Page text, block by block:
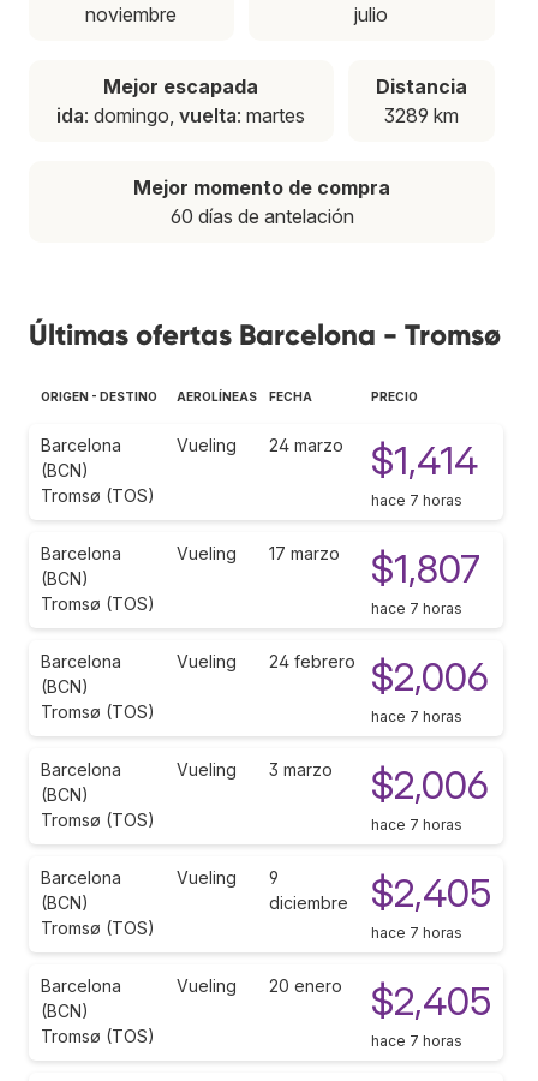
noviembre
julio
Mejor escapada
ida: domingo,vuelta: martes
Distancia
3289 km
Mejor momento de compra
60 días de antelación
Últimas ofertas Barcelona - Tromsø
ORIGEN - DESTINO AEROLÍNEAS FECHA PRECIO
Barcelona
(BCN)
Tromsø (TOS)
Vueling 24 marzo $1,414
hace 7 horas
Barcelona
(BCN)
Tromsø (TOS)
Vueling 17 marzo $1,807
hace 7 horas
Barcelona
(BCN)
Tromsø (TOS)
Vueling 24 febrero $2,006
hace 7 horas
Barcelona
(BCN)
Tromsø (TOS)
Vueling 3 marzo $2,006
hace 7 horas
Barcelona
(BCN)
Tromsø (TOS)
Vueling
9
diciembre
$2,405
hace 7 horas
Barcelona
(BCN)
Tromsø (TOS)
Vueling 20 enero $2,405
hace 7 horas